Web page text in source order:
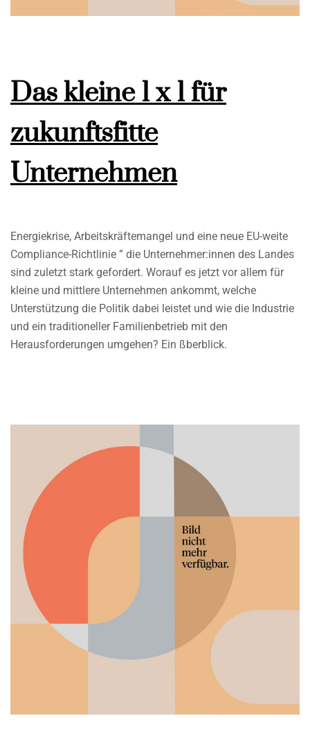
Das kleine 1 x 1 für
zukunftsfitte
Unternehmen
Energiekrise, Arbeitskräftemangel und eine neue EU-weite
Compliance-Richtlinie ” die Unternehmer:innen des Landes
sind zuletzt stark gefordert. Worauf es jetzt vor allem für
kleine und mittlere Unternehmen ankommt, welche
Unterstützung die Politik dabei leistet und wie die Industrie
und ein traditioneller Familienbetrieb mit den
Herausforderungen umgehen? Ein ßberblick.